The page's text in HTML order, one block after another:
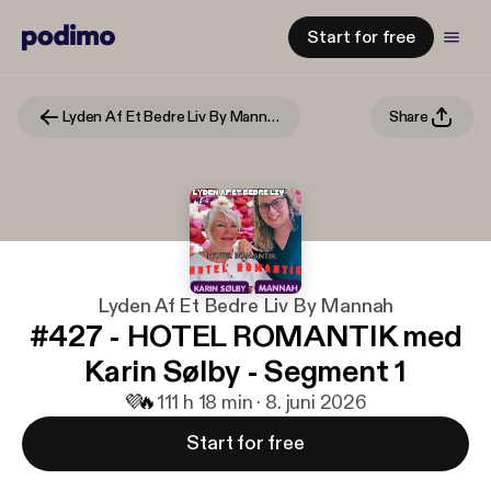
Start for free
Lyden Af Et Bedre Liv By Mannah Share
Lyden Af Et Bedre Liv By Mannah
#427 - HOTEL ROMANTIK med
Karin Sølby - Segment 1
💜🔥111 h 18 min · 8. juni 2026
Start for free